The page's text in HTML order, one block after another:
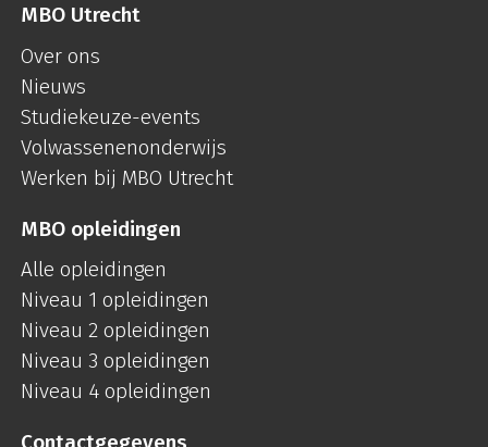
MBO Utrecht
Over ons
Nieuws
Studiekeuze-events
Volwassenenonderwijs
Werken bij MBO Utrecht
MBO opleidingen
Alle opleidingen
Niveau 1 opleidingen
Niveau 2 opleidingen
Niveau 3 opleidingen
Niveau 4 opleidingen